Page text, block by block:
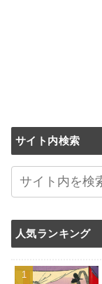
サイト内検索
人気ランキング